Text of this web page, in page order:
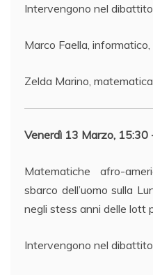
Intervengono nel
Marco Faella,
Zelda Marino,
Venerdì 13 Marzo, 15:30
Matematiche afro-
sbarco dell’uomo sulla
negli stess anni delle lott
Intervengono nel